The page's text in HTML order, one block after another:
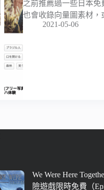
之前推薦過一些日本
也會收錄向量圖素材
2021-05-06
We Were Here
險遊戲限時免費（